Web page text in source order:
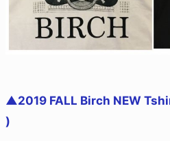
▲2019 FALL Birch NEW
)